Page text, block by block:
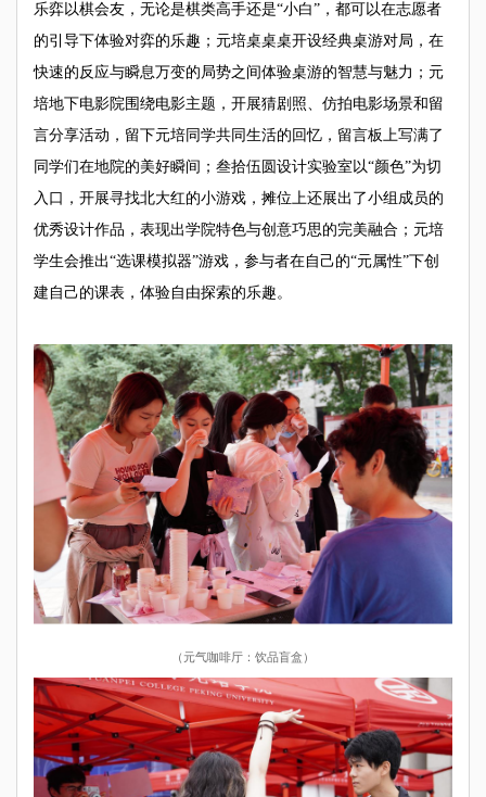
乐弈以棋会友，无论是棋类高手还是“小白”，都可以在志愿者
的引导下体验对弈的乐趣；元培桌桌桌开设经典桌游对局，在
快速的反应与瞬息万变的局势之间体验桌游的智慧与魅力；元
培地下电影院围绕电影主题，开展猜剧照、仿拍电影场景和留
言分享活动， 留下元培同学共同生活的回忆，留言板上写满了
同学们在地院的美好瞬间；叁拾伍圆设计实验室以“颜色”为切
入口，开展寻找北大红的小游戏，摊位上还展出了小组成员的
优秀设计作品， 表现出学院特色与创意巧思的完美融合；元培
学生会推出“选课模拟器”游戏，参与者在自己的“元属性”下创
建自己的课表， 体验自由探索的乐趣。
（元气咖啡厅：饮品盲盒）